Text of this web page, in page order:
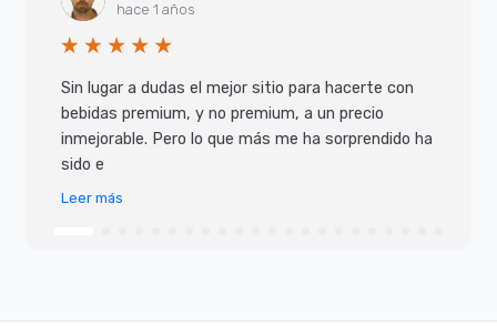
hace 1 años
Sin lugar a dudas el mejor sitio para hacerte con
bebidas premium, y no premium, a un precio
inmejorable. Pero lo que más me ha sorprendido ha
sido e
Leer más